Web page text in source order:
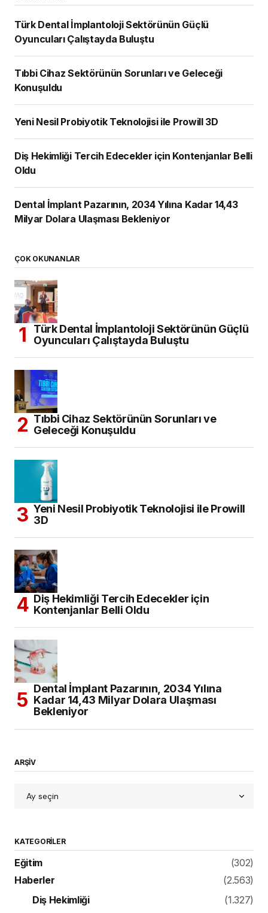
Diş Hekimliği Tercih Edecekler için Kontenjanlar Belli
Dental İmplant Pazarının, 2034 Yılına Kadar 14,43
ÇOK OKUNANLAR
Türk Dental İmplantoloji Sektörünün Güçlü
Tıbbi Cihaz Sektörünün Sorunları ve
Geleceği Konuşuldu
Yeni Nesil Probiyotik Teknolojisi ile Prowill
3D
Diş Hekimliği Tercih Edecekler için
Kontenjanlar Belli Oldu
Dental İmplant Pazarının, 2034 Yılına
Kadar 14,43 Milyar Dolara Ulaşması
Bekleniyor
ARŞİV
Eğitim
Haberler
(2.563)
Diş Hekimliği
(1.327)
Yayın
(159)
İngiltere’de Hekimlik
(34)
Kahve Molası
(178)
Bilginizi Ölçün
(10)